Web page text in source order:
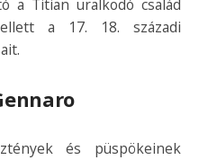
a Titian uralkodó család
a 17. 18. századi
és püspökeinek